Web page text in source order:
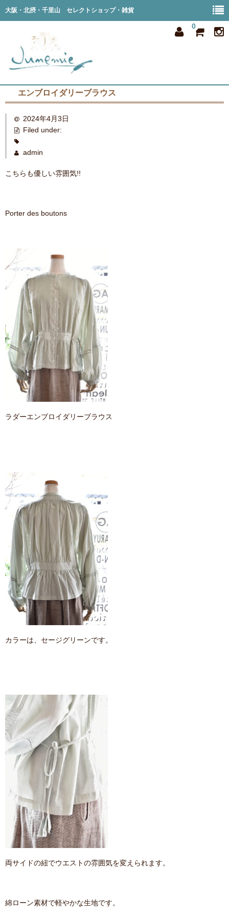
大阪・北摂・千里山 セレクトショップ・雑貨
0
all item
member
contact
エンブロイダリーブラウス
2024年4月3日
Filed under:
admin
こちらも優しい雰囲気!!
Porter des boutons
ラダーエンブロイダリーブラウス
カラーは、セージグリーンです。
両サイドの紐でウエストの雰囲気を変えられます。
綿ローン素材で軽やかな生地です。